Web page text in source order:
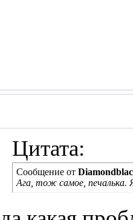
Цитата:
Сообщение от
Ага, тож самое,